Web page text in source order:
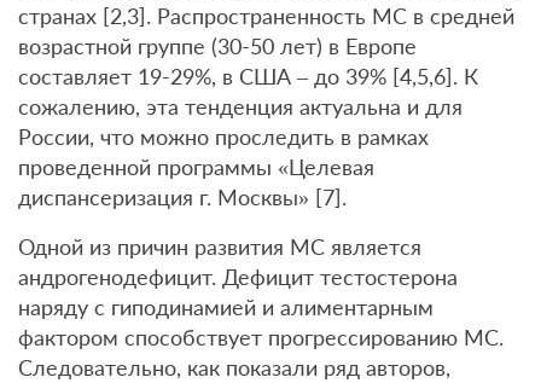
странах [2,3]. Распространенность МС в средней
возрастной группе (30-50 лет) в Европе
составляет 19-29%, в США – до 39% [4,5,6]. К
сожалению, эта тенденция актуальна и для
России, что можно проследить в рамках
проведенной программы «Целевая
диспансеризация г. Москвы» [7].
Одной из причин развития МС является
андрогенодефицит. Дефицит тестостерона
наряду с гиподинамией и алиментарным
фактором способствует прогрессированию МС.
Следовательно, как показали ряд авторов,